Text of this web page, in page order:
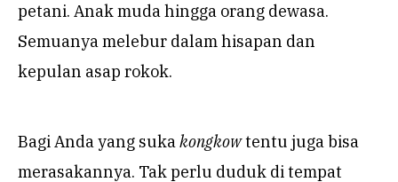
petani. Anak muda hingga orang dewasa.
Semuanya melebur dalam hisapan dan
kepulan asap rokok.
Bagi Anda yang sukakongkowtentu juga bisa
merasakannya. Tak perlu duduk di tempat